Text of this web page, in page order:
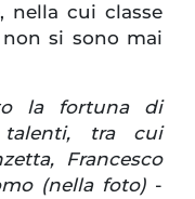
nella cui classe
si sono mai
la fortuna di
talenti, tra cui
Francesco
(nella foto)-